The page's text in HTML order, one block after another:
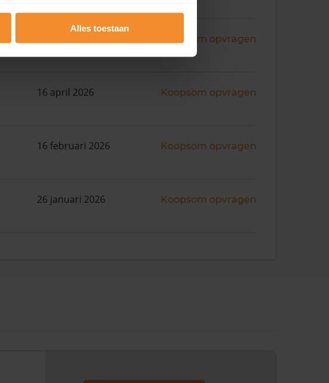
Alles toestaan
Koopsom opvragen
16 april 2026 Koopsom opvragen
16 februari 2026 Koopsom opvragen
26 januari 2026 Koopsom opvragen